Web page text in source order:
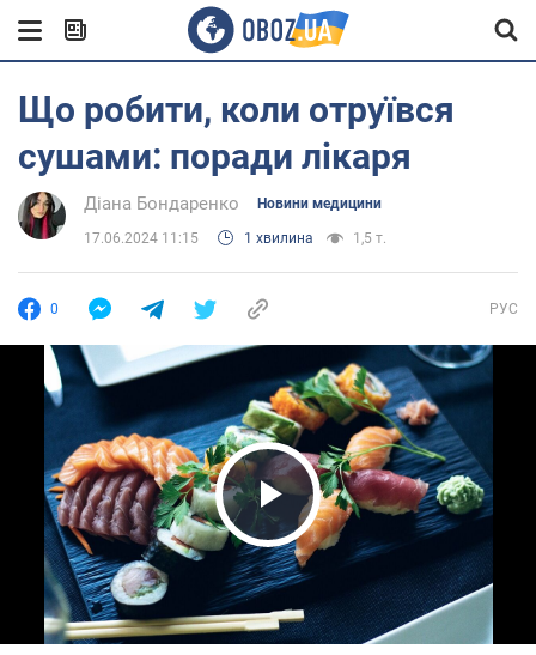
Що робити, коли отруївся
сушами: поради лікаря
Діана Бондаренко Новини медицини
17.06.2024 11:15 1 хвилина 1,5 т.
0 РУС
Play Video